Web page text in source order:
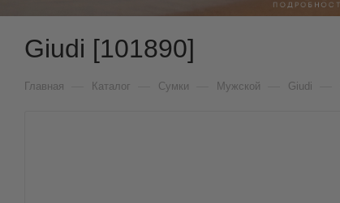
Giudi [101890]
Главная Каталог Сумки Мужской Giudi